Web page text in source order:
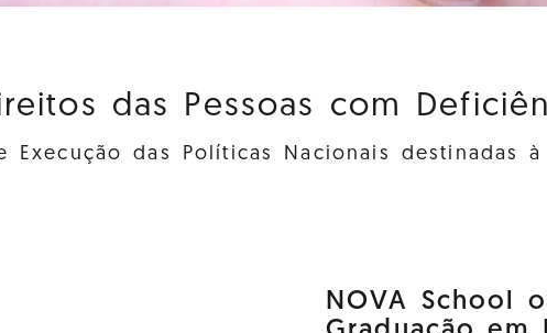
das Pessoas com
Execução das Políticas Nacionais destinadas
NOVA School